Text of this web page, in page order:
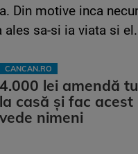
Din motive inca
ales sa-si ia viata si el.
CANCAN.RO
4.000 lei amendă
la casă și fac
vede nimeni